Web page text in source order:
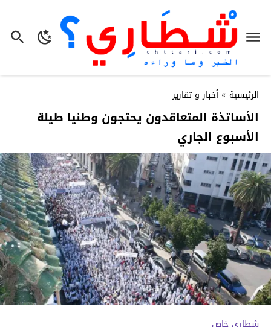
الرئيسية » أخبار و تقارير
الأساتذة المتعاقدون يحتجون وطنيا طيلة
الأسبوع الجاري